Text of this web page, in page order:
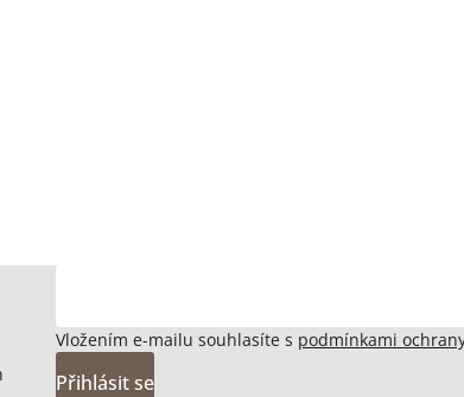
Vložením e-mailu souhlasíte s podmínkami
Přihlásit se